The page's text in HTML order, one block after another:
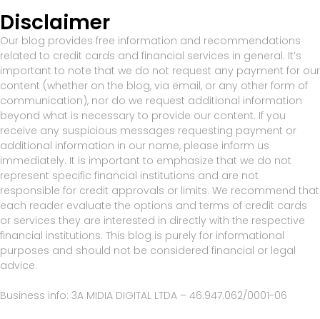
Disclaimer
Our blog provides free information and recommendations
related to credit cards and financial services in general. It’s
important to note that we do not request any payment for our
content (whether on the blog, via email, or any other form of
communication), nor do we request additional information
beyond what is necessary to provide our content. If you
receive any suspicious messages requesting payment or
additional information in our name, please inform us
immediately. It is important to emphasize that we do not
represent specific financial institutions and are not
responsible for credit approvals or limits. We recommend that
each reader evaluate the options and terms of credit cards
or services they are interested in directly with the respective
financial institutions. This blog is purely for informational
purposes and should not be considered financial or legal
advice.
Business info: 3A MIDIA DIGITAL LTDA – 46.947.062/0001-06